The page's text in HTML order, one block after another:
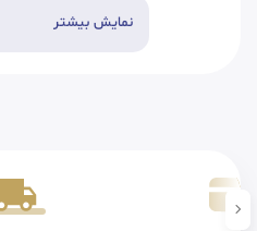
نمایش بیشتر